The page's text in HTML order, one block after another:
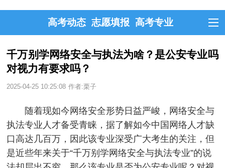
高考动态 志愿填报 高考专业
千万别学网络安全与执法为啥？是公安专业吗
对视力有要求吗？
2025-04-25 10:25:08 作者:栗子
随着现如今网络安全形势日益严峻，网络安全与
执法专业人才备受青睐，据了解如今中国网络人才缺
口高达几百万，因此该专业深受广大考生的关注，但
是近些年来关于“千万别学网络安全与执法专业”的说